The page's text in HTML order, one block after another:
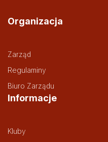
Organizacja
Zarząd
Regulaminy
Biuro Zarządu
Informacje
Kluby